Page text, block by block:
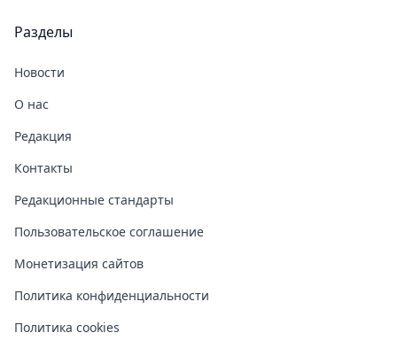
Разделы
Новости
О нас
Редакция
Контакты
Редакционные стандарты
Пользовательское соглашение
Монетизация сайтов
Политика конфиденциальности
Политика cookies